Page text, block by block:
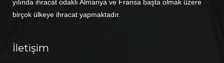
yılında ihracat odaklı Almanya ve Fransa başta olmak üzere
birçok ülkeye ihracat yapmaktadır.
İletişim